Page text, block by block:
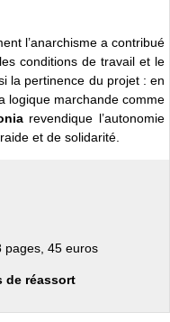
l’anarchisme a contribué
conditions de travail et le
la pertinence du projet : en
logique marchande comme
revendique l’autonomie
et de solidarité.
pages, 45 euros
de réassort